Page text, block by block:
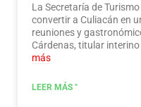
La Secretaría de
convertir a Culiacán en
reuniones y
Cárdenas, titular
más
LEER MÁS "